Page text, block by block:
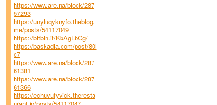
https://www.are.na/block/287
57293
https://unyluqyknyfo.theblog.
me/posts/54117049
https://bitbin.it/KbAgLbCg/
https://baskadia.com/post/80l
c7
https://www.are.na/block/287
61381
https://www.are.na/block/287
61366
https://echuvufyvick.theresta